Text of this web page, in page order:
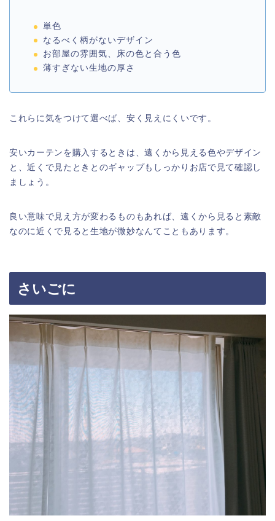
単色
なるべく柄がないデザイン
お部屋の雰囲気、床の色と合う色
薄すぎない生地の厚さ
これらに気をつけて選べば、安く見えにくいです。
安いカーテンを購入するときは、遠くから見える色やデザイン
と、近くで見たときとのギャップもしっかりお店で見て確認し
ましょう。
良い意味で見え方が変わるものもあれば、遠くから見ると素敵
なのに近くで見ると生地が微妙なんてこともあります。
さいごに